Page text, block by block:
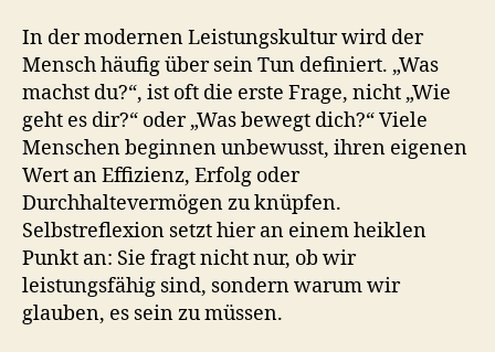
In der modernen Leistungskultur wird der
Mensch häufig über sein Tun definiert. „Was
machst du?“, ist oft die erste Frage, nicht „Wie
geht es dir?“ oder „Was bewegt dich?“ Viele
Menschen beginnen unbewusst, ihren eigenen
Wert an Effizienz, Erfolg oder
Durchhaltevermögen zu knüpfen.
Selbstreflexion setzt hier an einem heiklen
Punkt an: Sie fragt nicht nur, ob wir
leistungsfähig sind, sondern warum wir
glauben, es sein zu müssen.